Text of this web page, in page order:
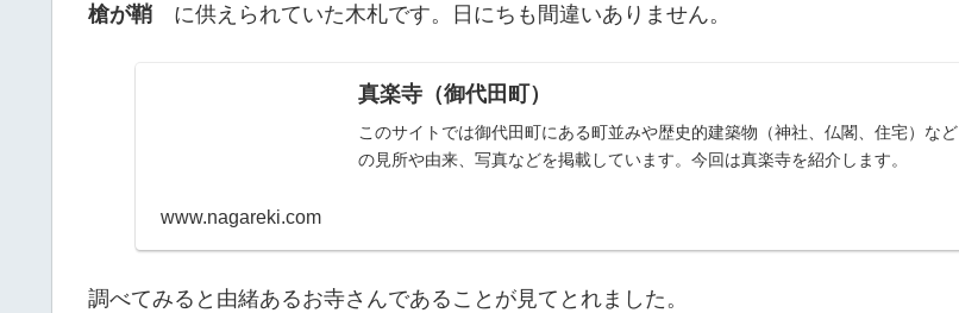
槍が鞘 に供えられていた木札です。日にちも間違いありません。
真楽寺（御代田町）
このサイトでは御代田町にある町並みや歴史的建築物（神社、仏閣、住宅）など
の見所や由来、写真などを掲載しています。今回は真楽寺を紹介します。
www.nagareki.com
調べてみると由緒あるお寺さんであることが見てとれました。